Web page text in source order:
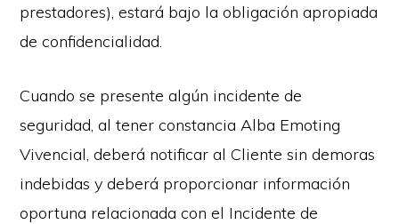
prestadores), estará bajo la obligación apropiada
de confidencialidad.
Cuando se presente algún incidente de
seguridad, al tener constancia Alba Emoting
Vivencial, deberá notificar al Cliente sin demoras
indebidas y deberá proporcionar información
oportuna relacionada con el Incidente de